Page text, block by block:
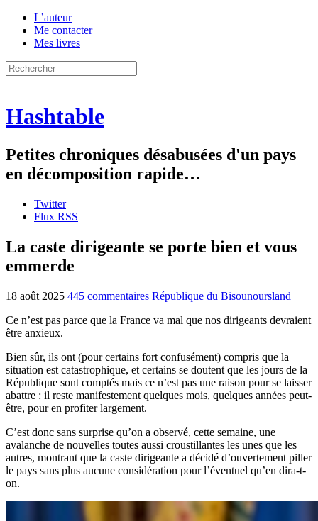
L’auteur
Me contacter
Mes livres
Hashtable
Petites chroniques désabusées d'un pays
en décomposition rapide…
Twitter
Flux RSS
La caste dirigeante se porte bien et vous
emmerde
18 août 2025 445 commentaires République du Bisounoursland
Ce n’est pas parce que la France va mal que nos dirigeants devraient
être anxieux.
Bien sûr, ils ont (pour certains fort confusément) compris que la
situation est catastrophique, et certains se doutent que les jours de la
République sont comptés mais ce n’est pas une raison pour se laisser
abattre : il reste manifestement quelques mois, quelques années peut-
être, pour en profiter largement.
C’est donc sans surprise qu’on a observé, cette semaine, une
avalanche de nouvelles toutes aussi croustillantes les unes que les
autres, montrant que la caste dirigeante a décidé d’ouvertement piller
le pays sans plus aucune considération pour l’éventuel qu’en dira-t-
on.